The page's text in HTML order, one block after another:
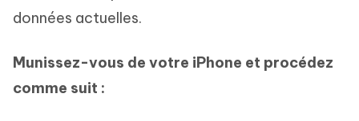
données actuelles.
Munissez-vous de votre iPhone et procédez
comme suit :